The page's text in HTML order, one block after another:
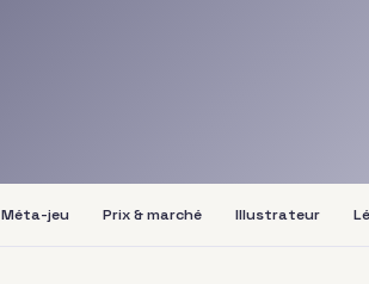
Méta-jeu Prix & marché Illustrateur